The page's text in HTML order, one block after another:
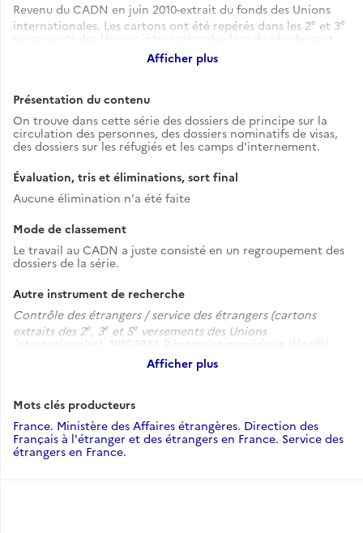
Revenu du CADN en juin 2010-extrait du fonds des Unions
internationales. Les cartons ont été repérés dans les 2e et 3e
versements des Unions internationales lors du récolement
effectué au CADN en septembre 2003.
Afficher plus
Présentation du contenu
On trouve dans cette série des dossiers de principe sur la
circulation des personnes, des dossiers nominatifs de visas,
des dossiers sur les réfugiés et les camps d'internement.
Évaluation, tris et éliminations, sort final
Aucune élimination n'a été faite
Mode de classement
Le travail au CADN a juste consisté en un regroupement des
dossiers de la série.
Autre instrument de recherche
Contrôle des étrangers / service des étrangers (cartons
extraits des 2e, 3e et 5e versements des Unions
internationales), 1916-1944. Répertoire numérique détaillé
par Damien Heurtebise, conservateur du Patrimoine, Nantes,
Voir l'inventaire.
Afficher plus
Mots clés producteurs
France. Ministère des Affaires étrangères. Direction des
Français à l'étranger et des étrangers en France. Service des
étrangers en France.